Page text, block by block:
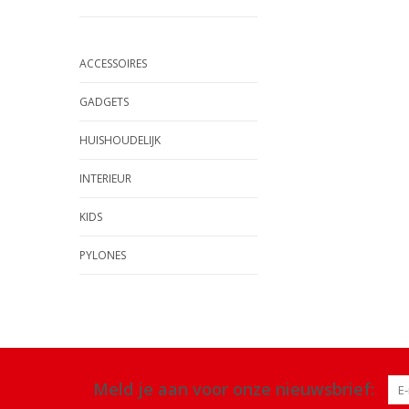
ACCESSOIRES
GADGETS
HUISHOUDELIJK
INTERIEUR
KIDS
PYLONES
Meld je aan voor onze nieuwsbrief: